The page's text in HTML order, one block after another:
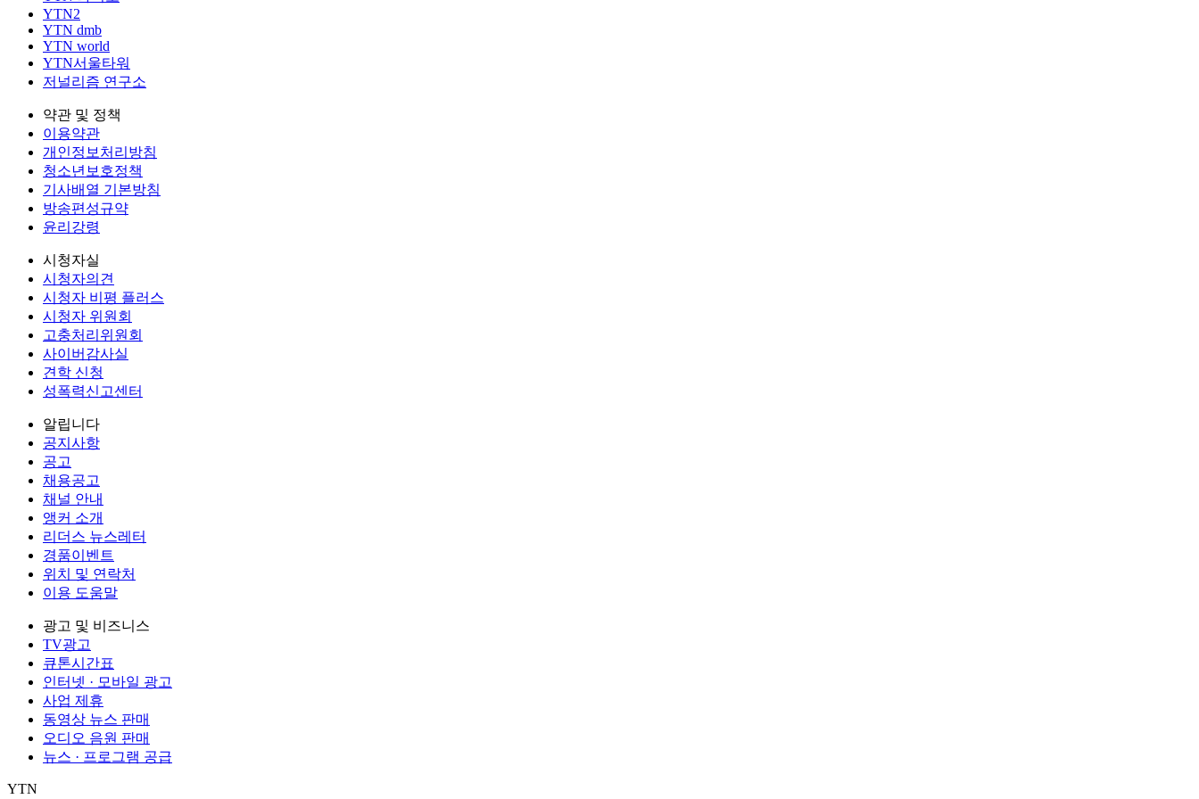
YTN2
YTN dmb
YTN world
YTN서울타워
저널리즘 연구소
약관 및 정책
이용약관
개인정보처리방침
청소년보호정책
기사배열 기본방침
방송편성규약
윤리강령
시청자실
시청자의견
시청자 비평 플러스
시청자 위원회
고충처리위원회
사이버감사실
견학 신청
성폭력신고센터
알립니다
공지사항
공고
채용공고
채널 안내
앵커 소개
리더스 뉴스레터
경품이벤트
위치 및 연락처
이용 도움말
광고 및 비즈니스
TV광고
큐톤시간표
인터넷 · 모바일 광고
사업 제휴
동영상 뉴스 판매
오디오 음원 판매
뉴스 · 프로그램 공급
YTN